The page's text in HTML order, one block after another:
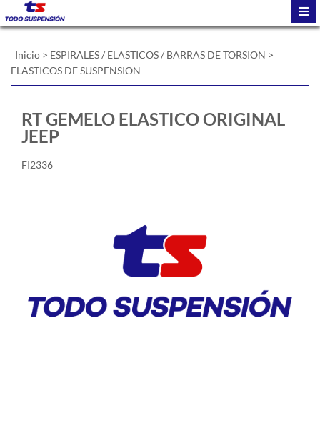
Inicio > ESPIRALES / ELASTICOS / BARRAS DE TORSION >
ELASTICOS DE SUSPENSION
RT GEMELO ELASTICO ORIGINAL
JEEP
FI2336